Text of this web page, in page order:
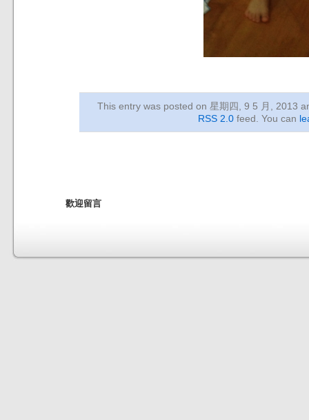
This entry was posted on 星期四, 9 5 月, 2013
RSS 2.0feed. You can
歡迎留言